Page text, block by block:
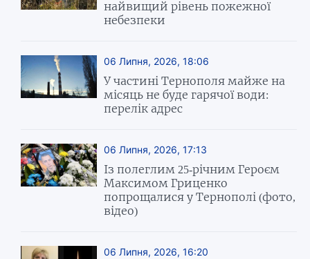
найвищий рівень пожежної
небезпеки
06 Липня, 2026, 18:06
У частині Тернополя майже на
місяць не буде гарячої води:
перелік адрес
06 Липня, 2026, 17:13
Із полеглим 25-річним Героєм
Максимом Гриценко
попрощалися у Тернополі (фото,
відео)
06 Липня, 2026, 16:20